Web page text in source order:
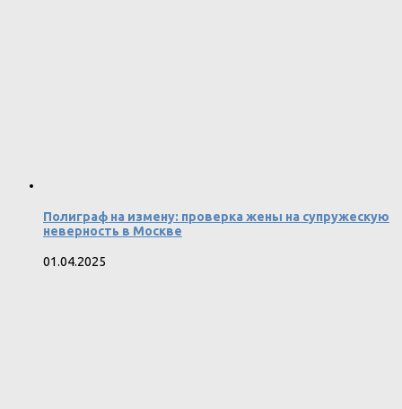
Полиграф на измену: проверка жены на супружескую
неверность в Москве
01.04.2025